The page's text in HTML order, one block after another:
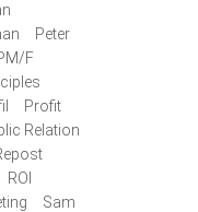
Peter
F
Profit
Relation
ROI
Sam